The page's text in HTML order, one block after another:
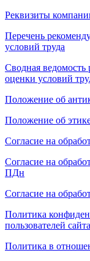
Реквизиты
Перечень
условий труда
Сводная ведомость
оценки условий
Положение об
Положение об
Согласие на
Согласие на
ПДн
Согласие на
Политика
пользователей сайта
Политика в